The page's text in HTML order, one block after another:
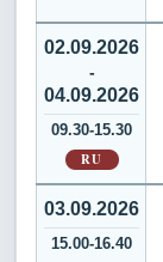
02.09.2026
-
04.09.2026
09.30-15.30
RU
03.09.2026
15.00-16.40